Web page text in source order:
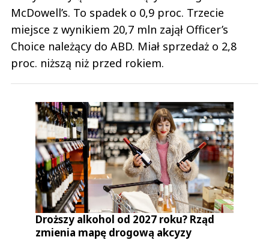
McDowell’s. To spadek o 0,9 proc. Trzecie
miejsce z wynikiem 20,7 mln zajął Officer’s
Choice należący do ABD. Miał sprzedaż o 2,8
proc. niższą niż przed rokiem.
Droższy alkohol od 2027 roku? Rząd
zmienia mapę drogową akcyzy